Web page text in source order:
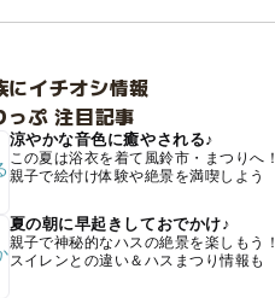
にイチオシ情報
っぷ 注目記事
涼やかな音色に癒やされる♪
この夏は浴衣を着て風鈴市・まつりへ！
親子で絵付け体験や絶景を満喫しよう
夏の朝に早起きしておでかけ♪
親子で神秘的なハスの絶景を楽しもう！
スイレンとの違い＆ハスまつり情報も